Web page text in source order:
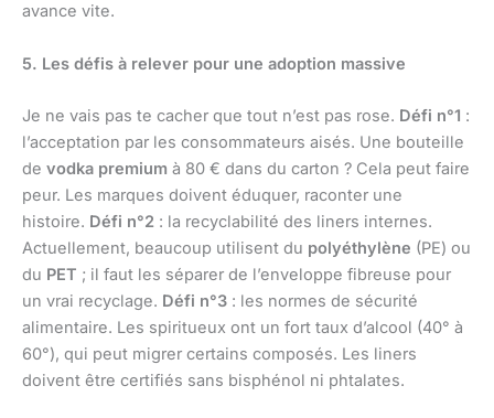
avance vite.
5. Les défis à relever pour une adoption massive
Je ne vais pas te cacher que tout n’est pas rose. Défi n°1 :
l’acceptation par les consommateurs aisés. Une bouteille
de vodka premium à 80 € dans du carton ? Cela peut faire
peur. Les marques doivent éduquer, raconter une
histoire. Défi n°2 : la recyclabilité des liners internes.
Actuellement, beaucoup utilisent du polyéthylène (PE) ou
du PET ; il faut les séparer de l’enveloppe fibreuse pour
un vrai recyclage. Défi n°3 : les normes de sécurité
alimentaire. Les spiritueux ont un fort taux d’alcool (40° à
60°), qui peut migrer certains composés. Les liners
doivent être certifiés sans bisphénol ni phtalates.